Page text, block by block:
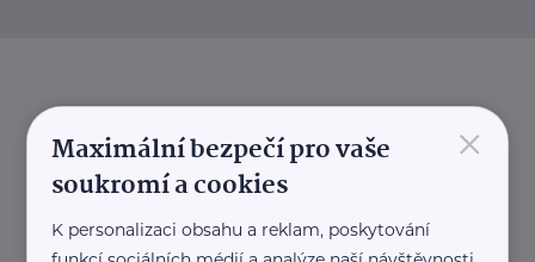
×
Maximální bezpečí pro vaše
soukromí a cookies
K personalizaci obsahu a reklam, poskytování